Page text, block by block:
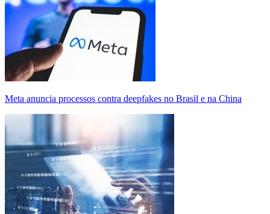
Meta anuncia processos contra deepfakes no Brasil e na China